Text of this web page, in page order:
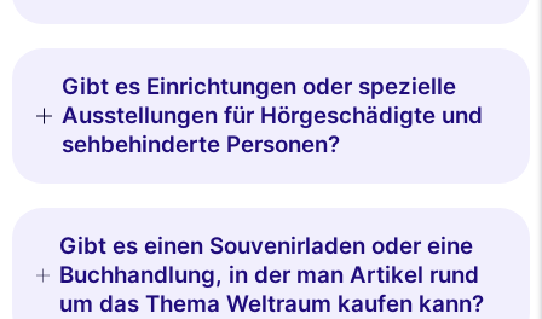
Gibt es Einrichtungen oder spezielle
Ausstellungen für Hörgeschädigte und
sehbehinderte Personen?
Gibt es einen Souvenirladen oder eine
Buchhandlung, in der man Artikel rund
um das Thema Weltraum kaufen kann?